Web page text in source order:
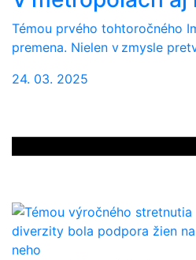
Témou prvého tohtoročného
premena. Nielen v zmysle
24. 03. 2025